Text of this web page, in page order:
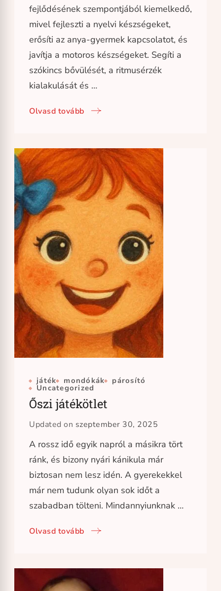
fejlődésének szempontjából kiemelkedő,
mivel fejleszti a nyelvi készségeket,
erősíti az anya-gyermek kapcsolatot, és
javítja a motoros készségeket. Segíti a
szókincs bővülését, a ritmusérzék
kialakulását és …
Olvasd tovább
játék mondókák párosító
Uncategorized
Őszi játékötlet
Updated on szeptember 30, 2025
A rossz idő egyik napról a másikra tört
ránk, és bizony nyári kánikula már
biztosan nem lesz idén. A gyerekekkel
már nem tudunk olyan sok időt a
szabadban tölteni. Mindannyiunknak …
Olvasd tovább